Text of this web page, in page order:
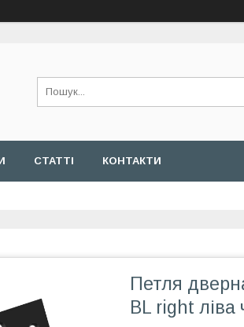
СТАТТІ КОНТАКТИ
Петля
BL right